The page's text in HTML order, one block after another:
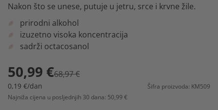
Nakon što se unese, putuje u jetru, srce i krvne žile.
prirodni alkohol
izuzetno visoka koncentracija
sadrži octacosanol
50,99 €68,97 €
0,19 €/dan
Šifra proizvoda: KM509
Najniža cijena u posljednjih 30 dana: 50,99 €